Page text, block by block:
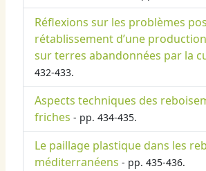
Réflexions sur les problèmes
rétablissement d’une
sur terres abandonnées par la
432-433.
Aspects techniques des
friches - pp. 434-435.
Le paillage plastique dans les
méditerranéens - pp. 435-436.